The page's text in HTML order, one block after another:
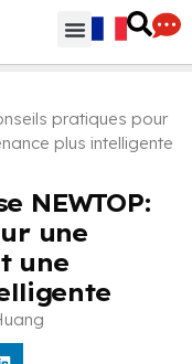
pratiques pour
plus intelligente
NEWTOP:
une
une